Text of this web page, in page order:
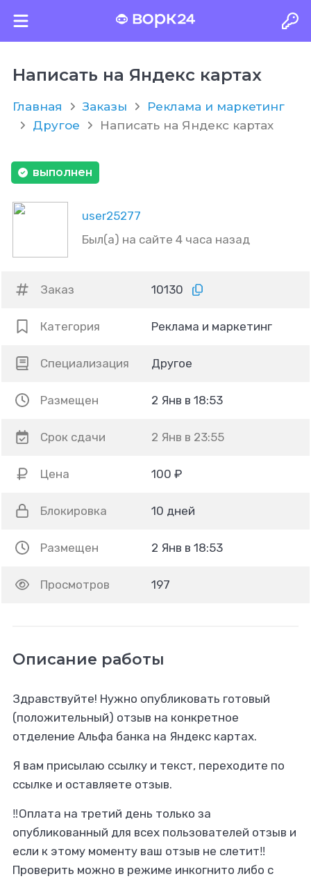
Написать на Яндекс картах
Главная Заказы
Реклама и маркетинг
Другое
Написать на Яндекс картах
user25277
Был(а) на сайте 4 часа назад
выполнен
Заказ 10130
Категория Реклама и маркетинг
Специализация Другое
Размещен 2 Янв в 18:53
Срок сдачи 2 Янв в 23:55
Цена 100 ₽
Блокировка 10 дней
Размещен 2 Янв в 18:53
Просмотров 197
Описание работы
Здравствуйте! Нужно опубликовать готовый
(положительный) отзыв на конкретное
отделение Альфа банка на Яндекс картах.
Я вам присылаю ссылку и текст, переходите по
ссылке и оставляете отзыв.
‼️Оплата на третий день только за
опубликованный для всех пользователей отзыв и
если к этому моменту ваш отзыв не слетит‼️
Проверить можно в режиме инкогнито либо с